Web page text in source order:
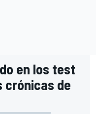
en los test
crónicas de